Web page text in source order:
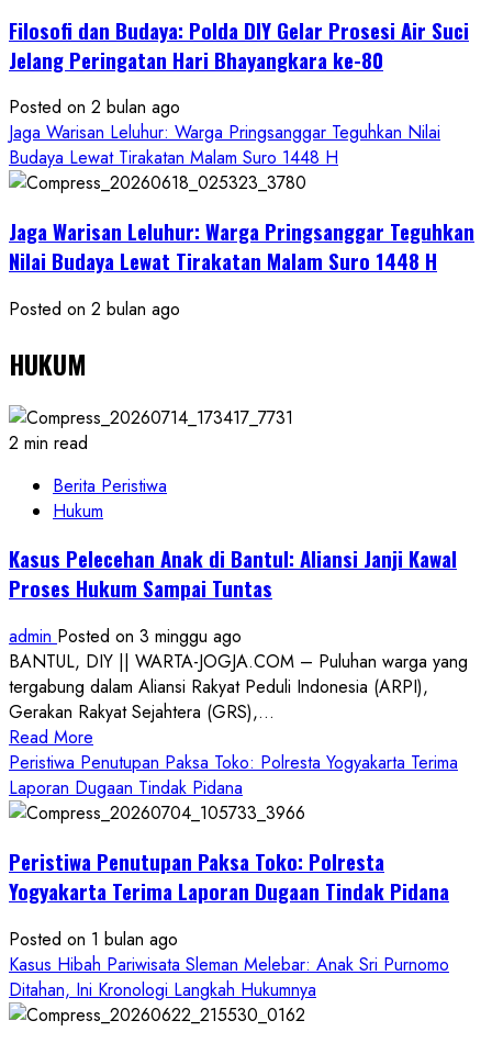
Filosofi dan Budaya: Polda DIY Gelar Prosesi Air Suci
Jelang Peringatan Hari Bhayangkara ke-80
Posted on 2 bulan ago
Jaga Warisan Leluhur: Warga Pringsanggar Teguhkan Nilai
Budaya Lewat Tirakatan Malam Suro 1448 H
Jaga Warisan Leluhur: Warga Pringsanggar Teguhkan
Nilai Budaya Lewat Tirakatan Malam Suro 1448 H
Posted on 2 bulan ago
HUKUM
2 min read
Berita Peristiwa
Hukum
Kasus Pelecehan Anak di Bantul: Aliansi Janji Kawal
Proses Hukum Sampai Tuntas
admin Posted on 3 minggu ago
BANTUL, DIY || WARTA-JOGJA.COM – Puluhan warga yang
tergabung dalam Aliansi Rakyat Peduli Indonesia (ARPI),
Gerakan Rakyat Sejahtera (GRS),...
Read More
more
about
Kasus
Anak
di
Aliansi
Janji
Kawal
Proses
Peristiwa Penutupan Paksa Toko: Polresta Yogyakarta Terima
Laporan Dugaan Tindak Pidana
Peristiwa Penutupan Paksa Toko: Polresta
Yogyakarta Terima Laporan Dugaan Tindak Pidana
Posted on 1 bulan ago
Kasus Hibah Pariwisata Sleman Melebar: Anak Sri Purnomo
Ditahan, Ini Kronologi Langkah Hukumnya